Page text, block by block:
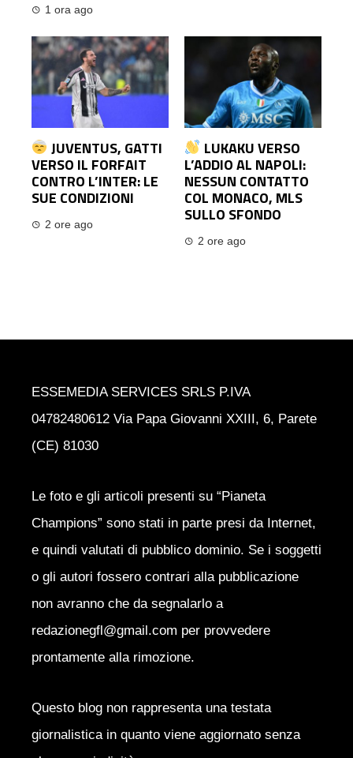
1 ora ago
JUVENTUS, GATTI
VERSO IL FORFAIT
CONTRO L’INTER: LE
SUE CONDIZIONI
2 ore ago
LUKAKU VERSO
L’ADDIO AL NAPOLI:
NESSUN CONTATTO
COL MONACO, MLS
SULLO SFONDO
2 ore ago
ESSEMEDIA SERVICES SRLS P.IVA
04782480612 Via Papa Giovanni XXIII, 6, Parete
(CE) 81030
Le foto e gli articoli presenti su “Pianeta
Champions” sono stati in parte presi da Internet,
e quindi valutati di pubblico dominio. Se i soggetti
o gli autori fossero contrari alla pubblicazione
non avranno che da segnalarlo a
redazionegfl@gmail.com per provvedere
prontamente alla rimozione.
Questo blog non rappresenta una testata
giornalistica in quanto viene aggiornato senza